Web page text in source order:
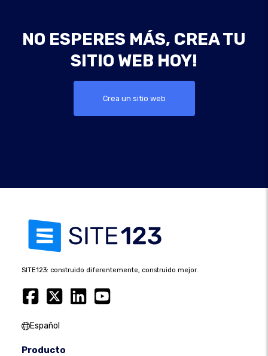
NO ESPERES MÁS, CREA TU
SITIO WEB HOY!
Crea un sitio web
SITE123: construido diferentemente, construido mejor.
Español
Producto